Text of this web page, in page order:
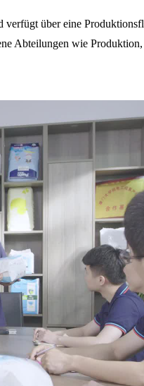
über eine
Abteilungen wie